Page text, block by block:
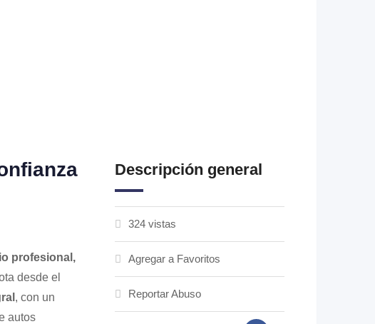
profesional,
desde el
, con un
autos
Descripción general
324 vistas
Agregar a Favoritos
Reportar Abuso